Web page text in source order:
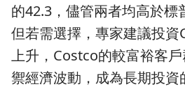
的42.3，儘管兩者均高於標
但若需選擇，專家建議投
上升，Costco的較富裕客
禦經濟波動，成為長期投資